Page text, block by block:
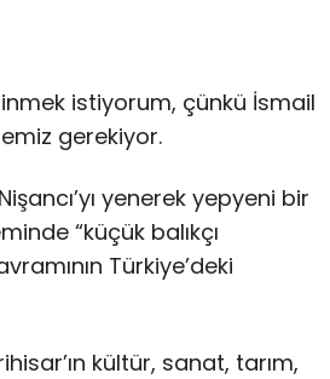
istiyorum, çünkü İsmail
gerekiyor.
yenerek yepyeni bir
“küçük balıkçı
Türkiye’deki
kültür, sanat, tarım,